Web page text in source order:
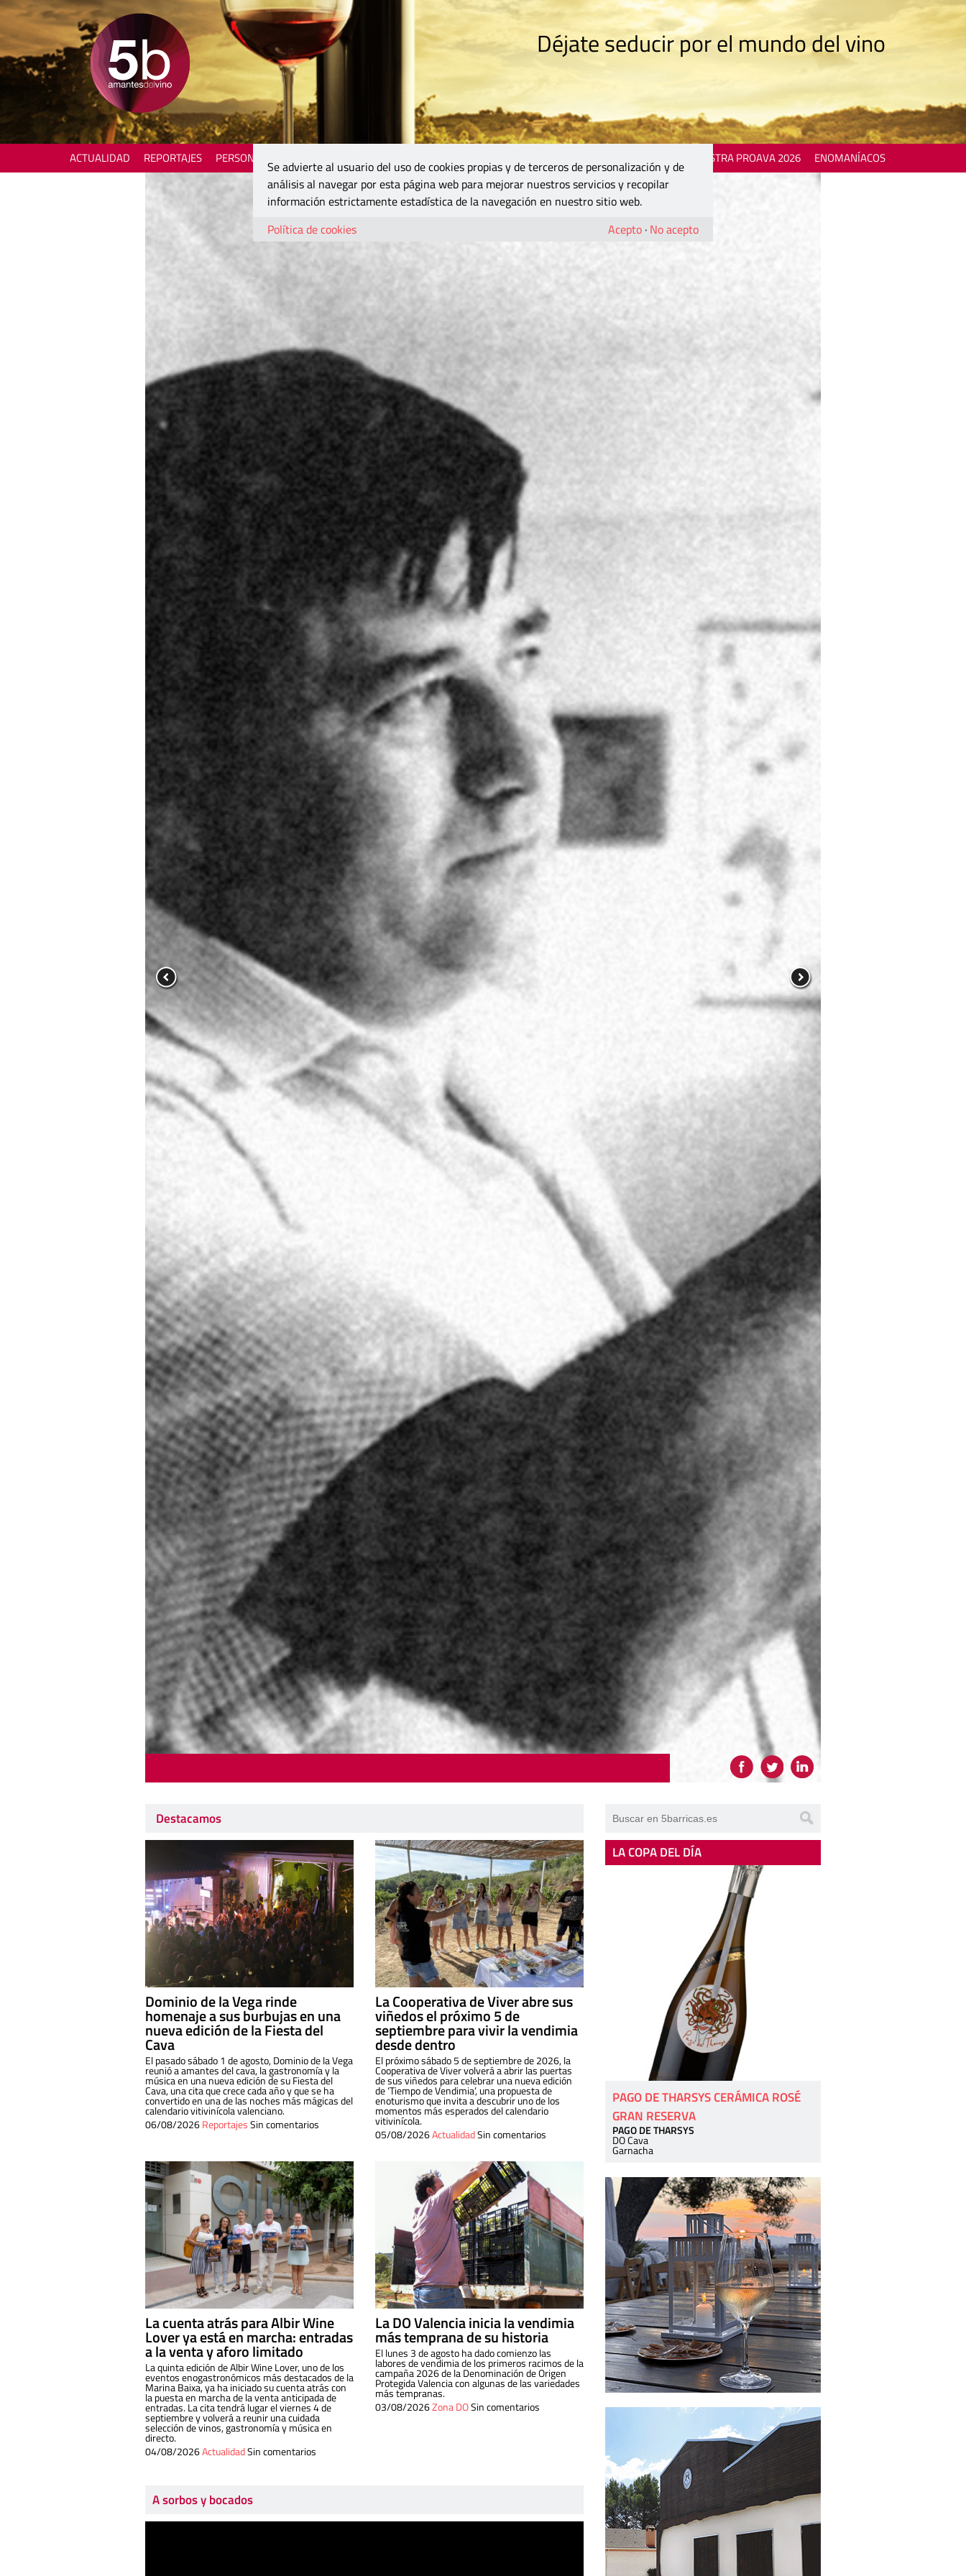
Déjate seducir por el mundo del vino
ACTUALIDAD REPORTAJES PERSONAJES MOSTRA PROAVA 2026 ENOMANÍACOS
Destacamos
Dominio de la Vega rinde
homenaje a sus burbujas en una
nueva edición de la Fiesta del
Cava
El pasado sábado 1 de agosto, Dominio de la Vega
reunió a amantes del cava, la gastronomía y la
música en una nueva edición de su Fiesta del
Cava, una cita que crece cada año y que se ha
convertido en una de las noches más mágicas del
calendario vitivinícola valenciano.
06/08/2026ReportajesSin comentarios
La Cooperativa de Viver abre sus
viñedos el próximo 5 de
septiembre para vivir la vendimia
desde dentro
El próximo sábado 5 de septiembre de 2026, la
Cooperativa de Viver volverá a abrir las puertas
de sus viñedos para celebrar una nueva edición
de ‘Tiempo de Vendimia’, una propuesta de
enoturismo que invita a descubrir uno de los
momentos más esperados del calendario
vitivinícola.
05/08/2026ActualidadSin comentarios
La cuenta atrás para Albir Wine
Lover ya está en marcha: entradas
a la venta y aforo limitado
La quinta edición de Albir Wine Lover, uno de los
eventos enogastronómicos más destacados de la
Marina Baixa, ya ha iniciado su cuenta atrás con
la puesta en marcha de la venta anticipada de
entradas. La cita tendrá lugar el viernes 4 de
septiembre y volverá a reunir una cuidada
selección de vinos, gastronomía y música en
directo.
04/08/2026ActualidadSin comentarios
La DO Valencia inicia la vendimia
más temprana de su historia
El lunes 3 de agosto ha dado comienzo las
labores de vendimia de los primeros racimos de la
campaña 2026 de la Denominación de Origen
Protegida Valencia con algunas de las variedades
más tempranas.
03/08/2026Zona DOSin comentarios
A sorbos y bocados
LA COPA DEL DÍA
PAGO DE THARSYS CERÁMICA ROSÉ
GRAN RESERVA
PAGO DE THARSYS
DO Cava
Garnacha
Se advierte al usuario del uso de cookies propias y de terceros de personalización y de
análisis al navegar por esta página web para mejorar nuestros servicios y recopilar
información estrictamente estadística de la navegación en nuestro sitio web.
Política de cookies
Acepto · No acepto